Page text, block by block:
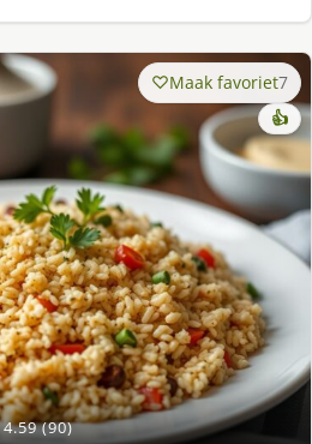
4.59 (90)
Maak favoriet7
👍